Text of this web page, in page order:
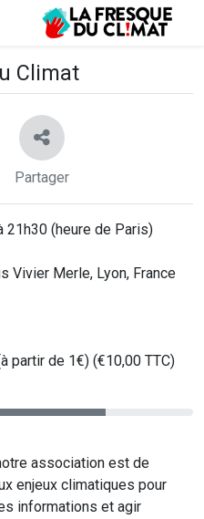
Climat
Partager
21h30 (heure de Paris)
Vivier Merle, Lyon, France
partir de 1€) (€10,00 TTC)
association est de
enjeux climatiques pour
informations et agir